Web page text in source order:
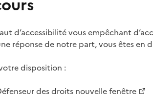
d’accessibilité vous empêchant
réponse de notre part, vous êtes en
disposition :
des droits nouvelle fenêtre